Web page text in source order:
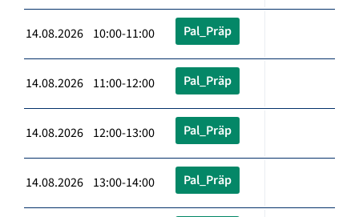
14.08.2026 10:00-11:00 Pal_Präp
14.08.2026 11:00-12:00 Pal_Präp
14.08.2026 12:00-13:00 Pal_Präp
14.08.2026 13:00-14:00 Pal_Präp